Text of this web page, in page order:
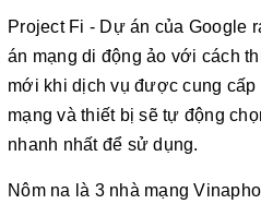
Project Fi - Dự án của Google
án mạng di động ảo với cách
mới khi dịch vụ được cung
mạng và thiết bị sẽ tự động
nhanh nhất để sử dụng.
Nôm na là 3 nhà mạng